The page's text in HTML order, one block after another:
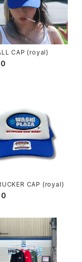
CAP (royal)
CAP (royal)